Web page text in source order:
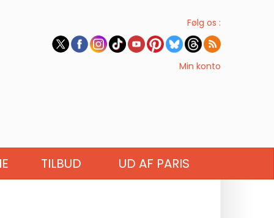
Følg os :
Min konto
TILBUD UD AF PARIS